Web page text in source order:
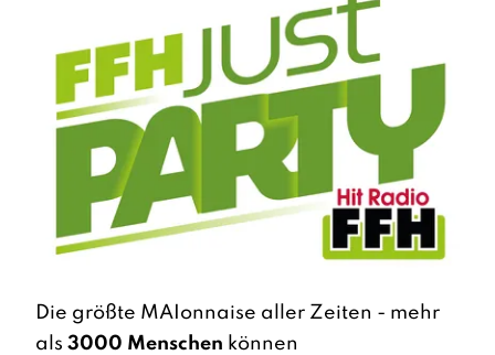
Die größte MAIonnaise aller Zeiten - mehr
als 3000 Menschen können